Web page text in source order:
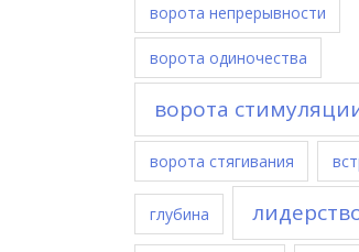
ворота непрерывности
ворота одиночества
ворота
ворота стягивания
глубина